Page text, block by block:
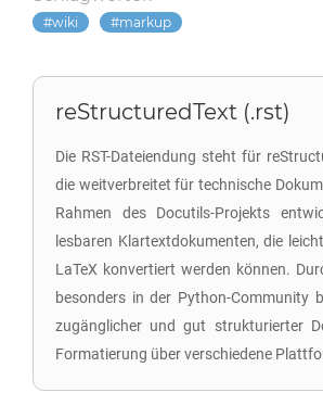
wiki markup
reStructuredText (.rst)
Die RST-Dateiendung steht für
die weitverbreitet für technische
Rahmen des Docutils-Projekts
lesbaren Klartextdokumenten, die
LaTeX konvertiert werden können.
besonders in der Python-Community
zugänglicher und gut strukturierter
Formatierung über verschiedene